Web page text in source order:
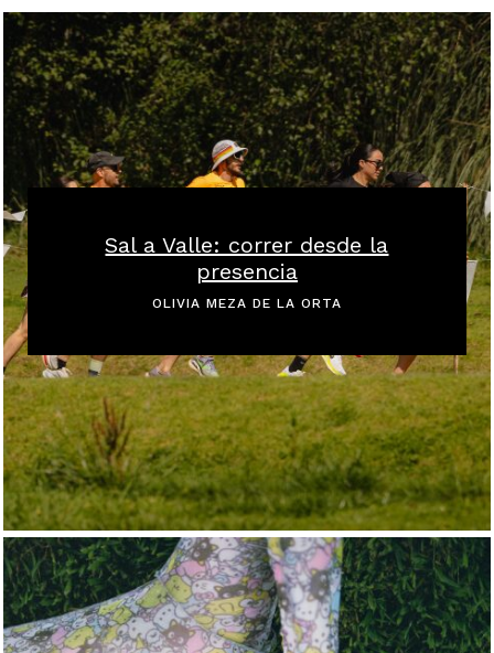
Sal a Valle: correr desde la
presencia
OLIVIA MEZA DE LA ORTA